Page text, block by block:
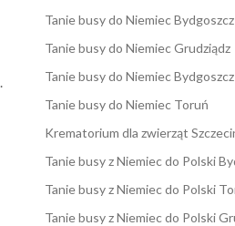
Tanie busy do Niemiec Bydgoszcz
Tanie busy do Niemiec Grudziądz
Tanie busy do Niemiec Bydgoszcz
Tanie busy do Niemiec Toruń
Krematorium dla zwierząt
Tanie busy z Niemiec do Polski
Tanie busy z Niemiec do Polski
Tanie busy z Niemiec do Polski